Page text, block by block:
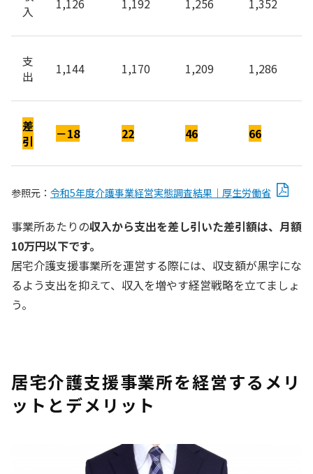
入
1,126 1,192 1,256 1,352
支
出
1,144 1,170 1,209 1,286
差
引
－18 22 46 66
参照元： 令和5年度介護事業経営実態調査結果｜厚生労働省
事業所あたりの収入から支出を差し引いた差引額は、月額
10万円以下です。
居宅介護支援事業所を運営する際には、収支額が黒字にな
るよう支出を抑えて、収入を増やす経営戦略を立てましょ
う。
居宅介護支援事業所を経営するメリ
ットとデメリット